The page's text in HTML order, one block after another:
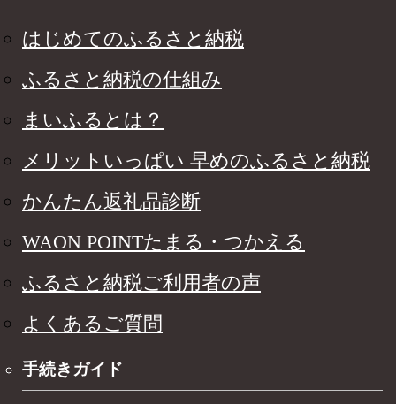
はじめてのふるさと納税
ふるさと納税の仕組み
まいふるとは？
メリットいっぱい 早めのふるさと納税
かんたん返礼品診断
WAON POINTたまる・つかえる
ふるさと納税ご利用者の声
よくあるご質問
手続きガイド